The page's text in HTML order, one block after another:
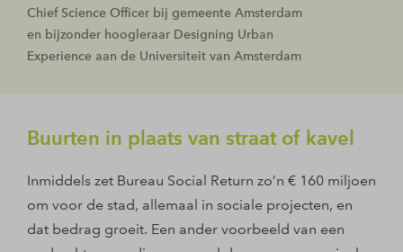
Chief Science Officer bij gemeente Amsterdam
en bijzonder hoogleraar Designing Urban
Experience aan de Universiteit van Amsterdam
Buurten in plaats van straat of kavel
Inmiddels zet Bureau Social Return zo’n € 160 miljoen
om voor de stad, allemaal in sociale projecten, en
dat bedrag groeit. Een ander voorbeeld van een